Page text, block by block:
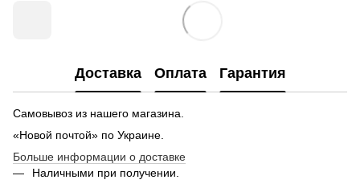
Доставка Оплата Гарантия
Самовывоз из нашего магазина.
«Новой почтой» по Украине.
Больше информации о доставке
Наличными при получении.